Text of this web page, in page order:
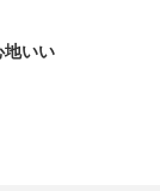
地いい